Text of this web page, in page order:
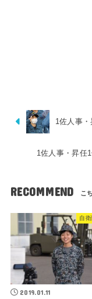
1佐人事
1佐人事・昇任
RECOMMEND
自
2019.01.11